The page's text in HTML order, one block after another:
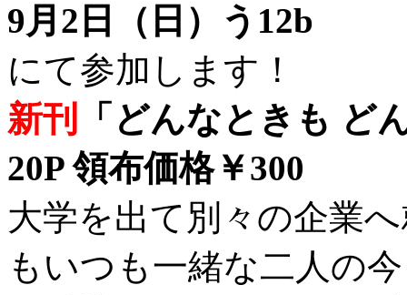
9月2日（日）う12b
にて参加します！
新刊
「どんなときも ど
20P 領布価格￥300
大学を出て別々の企業
もいつも一緒な二人の